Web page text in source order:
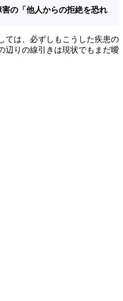
の「他人からの拒絶を恐れ
ては、必ずしもこうした疾患の
辺りの線引きは現状でもまだ曖